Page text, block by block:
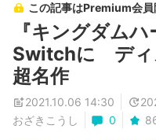
この記事はPremium会員
『キングダム
Switchに ディ
超名作
2021.10.06 14:30
おざきこうし
0